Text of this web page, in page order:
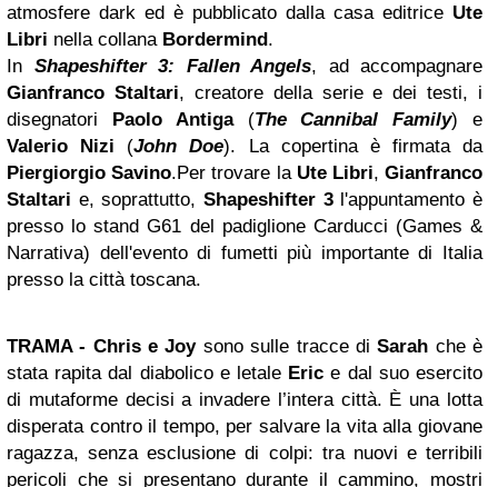
atmosfere dark ed è pubblicato dalla casa editrice Ute
Libri nella collana Bordermind.
In Shapeshifter 3: Fallen Angels, ad accompagnare
Gianfranco Staltari, creatore della serie e dei testi, i
disegnatori Paolo Antiga(The Cannibal Family) e
Valerio Nizi (John Doe). La copertina è firmata da
Piergiorgio Savino.Per trovare la Ute Libri,Gianfranco
Staltari e, soprattutto, Shapeshifter 3l'appuntamento è
presso lo stand G61 del padiglione Carducci (Games &
Narrativa) dell'evento di fumetti più importante di Italia
presso la città toscana.
TRAMA - Chris e Joysono sulle tracce diSarah che è
stata rapita dal diabolico e letale Eric e dal suo esercito
di mutaforme decisi a invadere l’intera città. È una lotta
disperata contro il tempo, per salvare la vita alla giovane
ragazza, senza esclusione di colpi: tra nuovi e terribili
pericoli che si presentano durante il cammino, mostri